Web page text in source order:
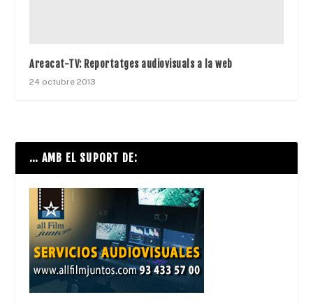
Areacat-TV: Reportatges audiovisuals a la web
24 octubre 2013
… AMB EL SUPORT DE: